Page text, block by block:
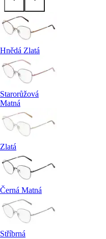
Hnědá Zlatá
Starorůžová
Matná
Zlatá
Černá Matná
Stříbrná